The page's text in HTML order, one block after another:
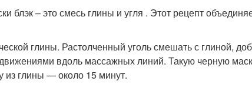
– это смесь глины и угля . Этот рецепт
глины. Растолченный уголь смешать с глиной,
вдоль массажных линий. Такую черную
из глины — около 15 минут.